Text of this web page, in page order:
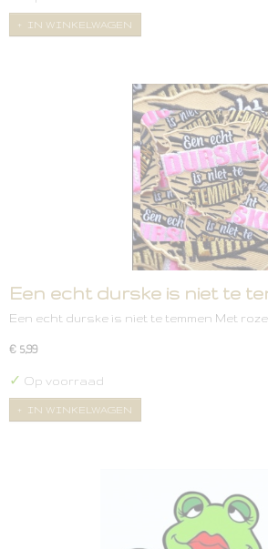
IN WINKELWAGEN
Een echt durske is niet te
Een echt durske is niet te temmen Met
€ 5,99
✓ Op voorraad
IN WINKELWAGEN